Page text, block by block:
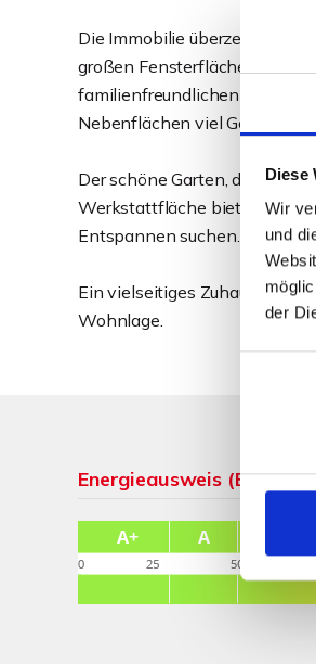
Diese
Wir
und
der
Die Immobilie überzeugt mit
großen Fensterflächen und
familienfreundlichen
Nebenflächen viel
Der schöne Garten, die
Werkstattfläche bieten ideale
Entspannen suchen.
Ein vielseitiges Zuhause mit
Wohnlage.
Energieausweis